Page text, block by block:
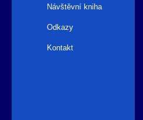
Návštěvní kniha
Odkazy
Kontakt